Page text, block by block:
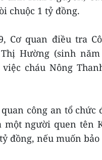
chuộc 1 tỷ đồng.
Cơ quan điều tra
Hường (sinh
cháu Nông
công an tổ
một người quen tên
đồng, nếu muốn